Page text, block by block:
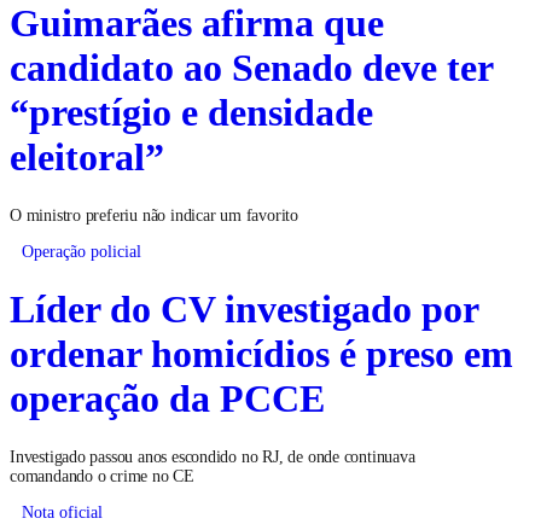
Guimarães afirma que
candidato ao Senado deve ter
“prestígio e densidade
eleitoral”
O ministro preferiu não indicar um favorito
Operação policial
Líder do CV investigado por
ordenar homicídios é preso em
operação da PCCE
Investigado passou anos escondido no RJ, de onde continuava
comandando o crime no CE
Nota oficial